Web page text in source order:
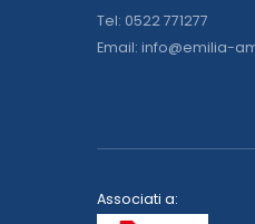
Tel: 0522 771277
Email: info@emilia-
Associati a: